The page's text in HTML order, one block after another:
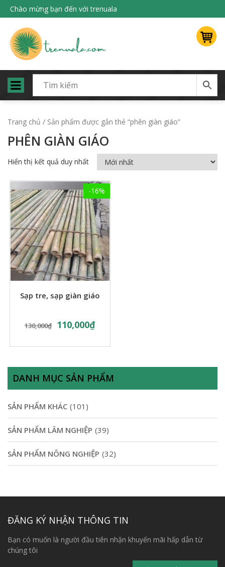
Chào mừng bạn đến với trenuala
Trang chủ / Sản phẩm được gắn thẻ “phên giàn giáo”
PHÊN GIÀN GIÁO
Hiển thị kết quả duy nhất
-16%
Sạp tre, sạp giàn giáo
130,000₫ 110,000₫
DANH MỤC SẢN PHẨM
SẢN PHẨM KHÁC (101)
SẢN PHẨM LÂM NGHIỆP (39)
SẢN PHẨM NÔNG NGHIỆP (32)
ĐĂNG KÝ NHẬN THÔNG TIN
Bạn có muốn là người đầu tiên nhận khuyến mãi hấp dẫn từ
chúng tôi